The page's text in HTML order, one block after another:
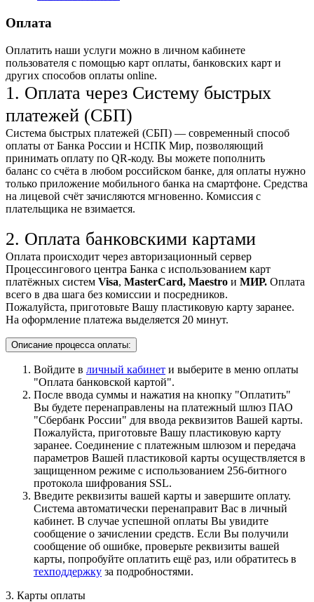
Оплата
Оплатить наши услуги можно в личном кабинете
пользователя с помощью карт оплаты, банковских карт и
других способов оплаты online.
1. Оплата через Систему быстрых
платежей (СБП)
Система быстрых платежей (СБП) — современный способ
оплаты от Банка России и НСПК Мир, позволяющий
принимать оплату по QR-коду. Вы можете пополнить
баланс со счёта в любом российском банке, для оплаты нужно
только приложение мобильного банка на смартфоне. Средства
на лицевой счёт зачисляются мгновенно. Комиссия с
плательщика не взимается.
2. Оплата банковскими картами
Оплата происходит через авторизационный сервер
Процессингового центра Банка с использованием карт
платёжных систем Visa, MasterCard, Maestro и МИР. Оплата
всего в два шага без комиссии и посредников.
Пожалуйста, приготовьте Вашу пластиковую карту заранее.
На оформление платежа выделяется 20 минут.
Описание процесса оплаты:
Войдите в личный кабинет и выберите в меню оплаты
"Оплата банковской картой".
После ввода суммы и нажатия на кнопку "Оплатить"
Вы будете перенаправлены на платежный шлюз ПАО
"Сбербанк России" для ввода реквизитов Вашей карты.
Пожалуйста, приготовьте Вашу пластиковую карту
заранее. Соединение с платежным шлюзом и передача
параметров Вашей пластиковой карты осуществляется в
защищенном режиме с использованием 256-битного
протокола шифрования SSL.
Введите реквизиты вашей карты и завершите оплату.
Система автоматически перенаправит Вас в личный
кабинет. В случае успешной оплаты Вы увидите
сообщение о зачислении средств. Если Вы получили
сообщение об ошибке, проверьте реквизиты вашей
карты, попробуйте оплатить ещё раз, или обратитесь в
техподдержку за подробностями.
3. Карты оплаты